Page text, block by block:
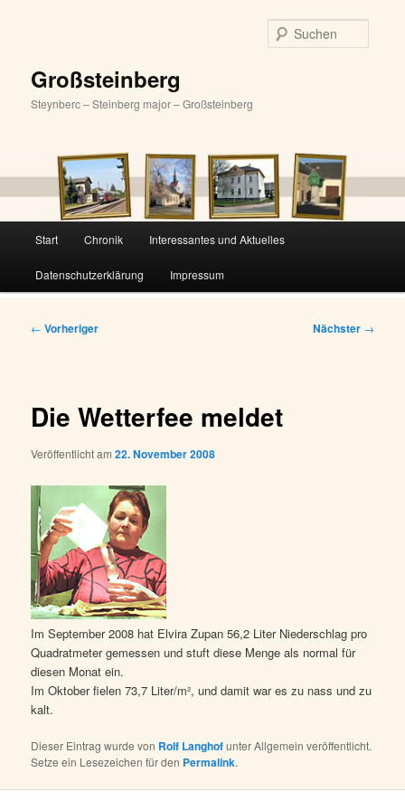
Großsteinberg
Steynberc – Steinberg major – Großsteinberg
Start Chronik Interessantes und Aktuelles
Datenschutzerklärung Impressum
Beitragsnavigation
← Vorheriger Nächster →
Die Wetterfee meldet
Veröffentlicht am22. November 2008
Im September 2008 hat Elvira Zupan 56,2 Liter Niederschlag pro
Quadratmeter gemessen und stuft diese Menge als normal für
diesen Monat ein.
Im Oktober fielen 73,7 Liter/m², und damit war es zu nass und zu
kalt.
Dieser Eintrag wurde von Rolf Langhofunter Allgemein veröffentlicht.
Setze ein Lesezeichen für den Permalink.